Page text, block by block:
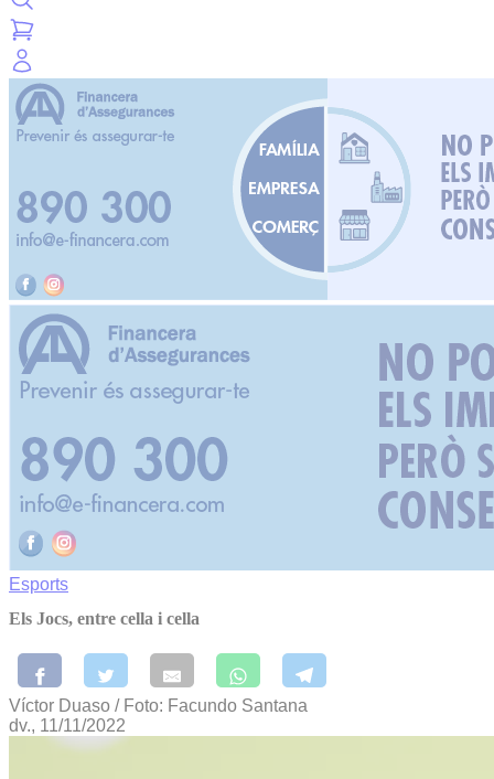
Esports
Els Jocs, entre cella i cella
Víctor Duaso / Foto: Facundo Santana
dv., 11/11/2022